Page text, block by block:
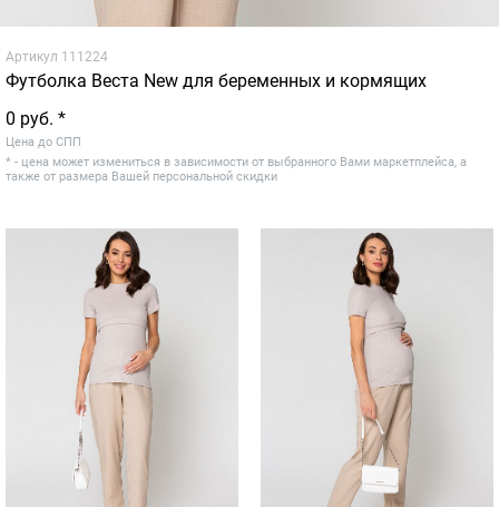
Артикул 111224
Футболка Веста New для беременных и кормящих
0 руб. *
Цена до СПП
* - цена может измениться в зависимости от выбранного Вами маркетплейса, а
также от размера Вашей персональной скидки